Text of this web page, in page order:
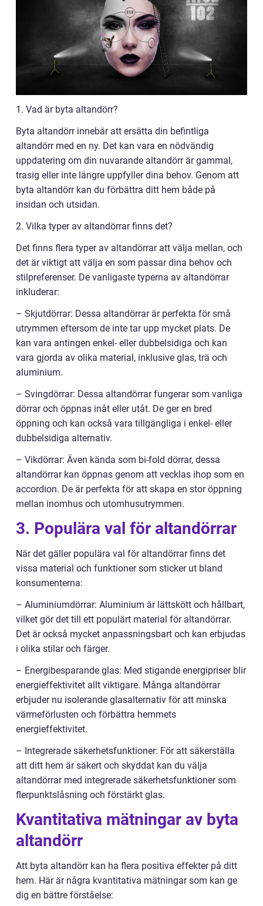
1. Vad är byta altandörr?
Byta altandörr innebär att ersätta din befintliga
altandörr med en ny. Det kan vara en nödvändig
uppdatering om din nuvarande altandörr är gammal,
trasig eller inte längre uppfyller dina behov. Genom att
byta altandörr kan du förbättra ditt hem både på
insidan och utsidan.
2. Vilka typer av altandörrar finns det?
Det finns flera typer av altandörrar att välja mellan, och
det är viktigt att välja en som passar dina behov och
stilpreferenser. De vanligaste typerna av altandörrar
inkluderar:
– Skjutdörrar: Dessa altandörrar är perfekta för små
utrymmen eftersom de inte tar upp mycket plats. De
kan vara antingen enkel- eller dubbelsidiga och kan
vara gjorda av olika material, inklusive glas, trä och
aluminium.
– Svingdörrar: Dessa altandörrar fungerar som vanliga
dörrar och öppnas inåt eller utåt. De ger en bred
öppning och kan också vara tillgängliga i enkel- eller
dubbelsidiga alternativ.
– Vikdörrar: Även kända som bi-fold dörrar, dessa
altandörrar kan öppnas genom att vecklas ihop som en
accordion. De är perfekta för att skapa en stor öppning
mellan inomhus och utomhusutrymmen.
3. Populära val för altandörrar
När det gäller populära val för altandörrar finns det
vissa material och funktioner som sticker ut bland
konsumenterna:
– Aluminiumdörrar: Aluminium är lättskött och hållbart,
vilket gör det till ett populärt material för altandörrar.
Det är också mycket anpassningsbart och kan erbjudas
i olika stilar och färger.
– Energibesparande glas: Med stigande energipriser blir
energieffektivitet allt viktigare. Många altandörrar
erbjuder nu isolerande glasalternativ för att minska
värmeförlusten och förbättra hemmets
energieffektivitet.
– Integrerade säkerhetsfunktioner: För att säkerställa
att ditt hem är säkert och skyddat kan du välja
altandörrar med integrerade säkerhetsfunktioner som
flerpunktslåsning och förstärkt glas.
Kvantitativa mätningar av byta
altandörr
Att byta altandörr kan ha flera positiva effekter på ditt
hem. Här är några kvantitativa mätningar som kan ge
dig en bättre förståelse: